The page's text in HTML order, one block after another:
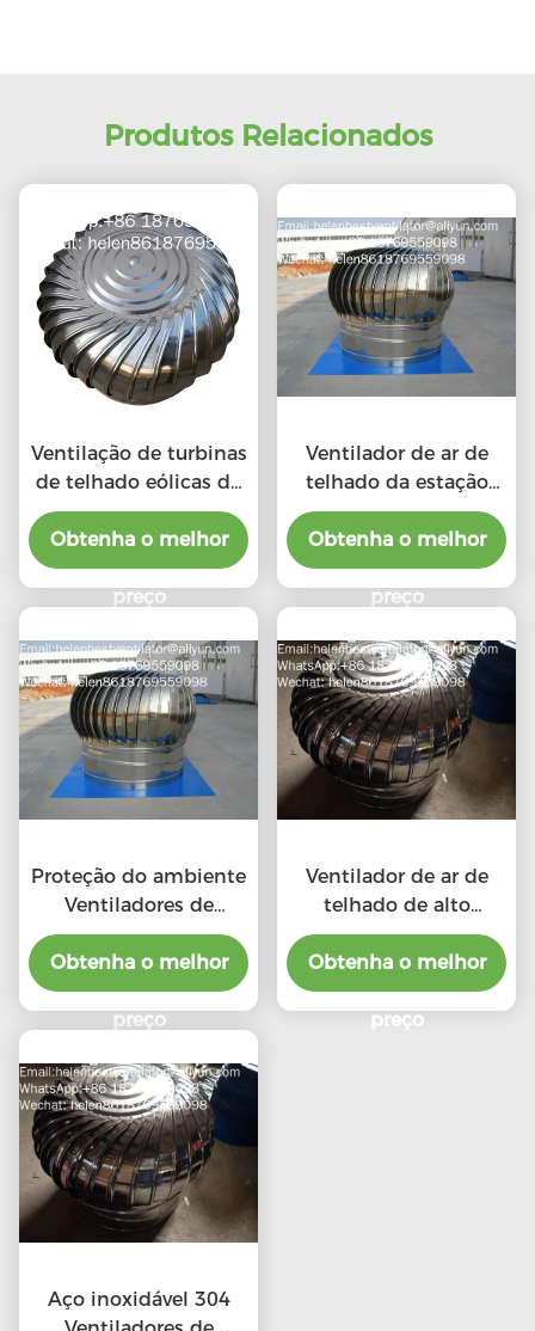
Produtos Relacionados
Ventilação de turbinas
de telhado eólicas de
aço inoxidável 201 LC-
BEST de tamanho 500
mm para fábrica
Obtenha o melhor
preço
Ventilador de ar de
telhado da estação
chuvosa com o preço
do benefício material
Obtenha o melhor
preço
Proteção do ambiente
Ventiladores de
telhado de escape de
alta CFM com
ventiladores
profissionais
Obtenha o melhor
preço
Ventilador de ar de
telhado de alto
desempenho em
relação ao custo para
produto profissional
Obtenha o melhor
preço
Aço inoxidável 304